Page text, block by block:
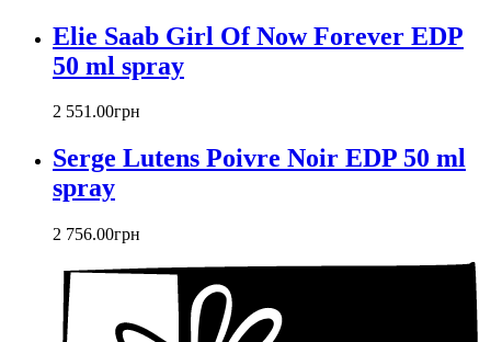
Clive Christian
CnR Create
Cofinluxe
Comme Des Garcons
Costume National
Couch
Courreges
Creed
Cristobal Balenciaga
Cuarzo Signature
Cuba Paris
D'orsay
Elie Saab Girl Of Now Forever EDP
50 ml spray
2 551.00грн
Serge Lutens Poivre Noir EDP 50 ml
spray
2 756.00грн